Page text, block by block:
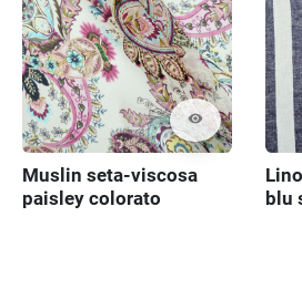
visibility
Muslin seta-viscosa
paisley colorato
blu